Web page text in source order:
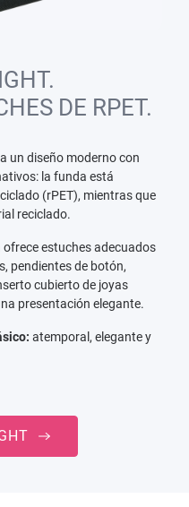
DE RPET.
un diseño moderno con
la funda está
(rPET), mientras que
reciclado.
ofrece estuches adecuados
pendientes de botón,
cubierto de joyas
presentación elegante.
atemporal, elegante y